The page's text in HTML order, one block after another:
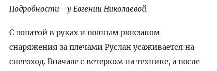
Подробности - у Евгении Николаевой.
С лопатой в руках и полным рюкзаком
снаряжения за плечами Руслан усаживается на
снегоход. Вначале с ветерком на технике, а после